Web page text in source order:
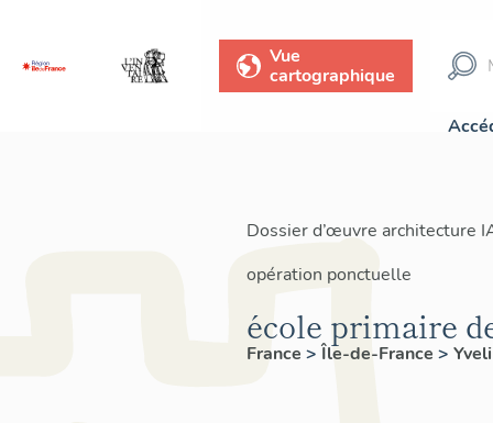
Vue
cartographique
Dossier d’œuvre architecture
opération ponctuelle
école primaire
France > Île-de-France >